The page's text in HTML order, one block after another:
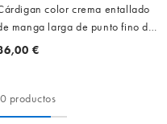
color crema entallado
manga larga de punto fino de
Tricot (parte de un
€
productos